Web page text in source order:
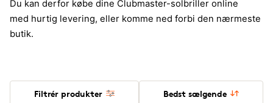
Du kan derfor købe dine Clubmaster-solbriller online
med hurtig levering, eller komme ned forbi den nærmeste
butik.
Filtrér produkter Bedst sælgende